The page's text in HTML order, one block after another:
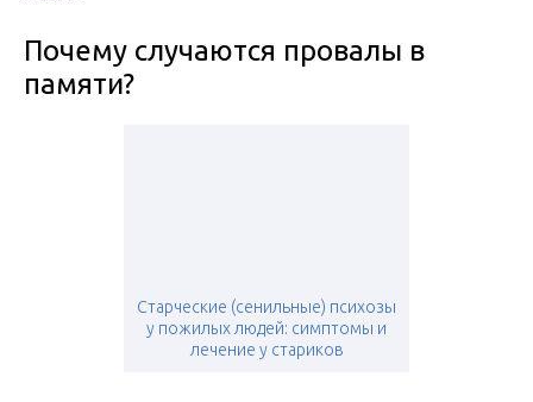
Почему случаются провалы в
памяти?
Старческие (сенильные) психозы
у пожилых людей: симптомы и
лечение у стариков